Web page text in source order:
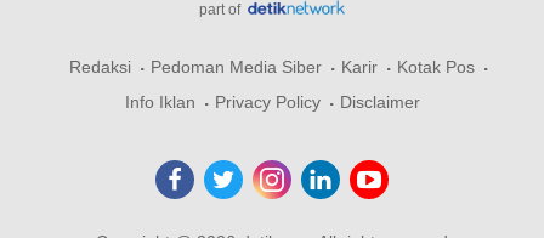
part of
Redaksi Pedoman Media Siber Karir
Kotak Pos
Info Iklan
Privacy Policy Disclaimer